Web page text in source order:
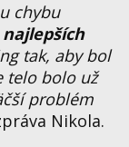
chybu
tak, aby bol
telo bolo už
problém
Nikola.